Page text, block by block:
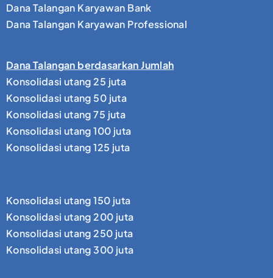
Dana Talangan Karyawan Bank
Dana Talangan Karyawan Professional
Dana Talangan berdasarkan Jumlah
Konsolidasi utang 25 juta
Konsolidasi utang 50 juta
Konsolidasi utang 75 juta
Konsolidasi utang 100 juta
Konsolidasi utang 125 juta
Konsolidasi utang 150 juta
Konsolidasi utang 200 juta
Konsolidasi utang 250 juta
Konsolidasi utang 300 juta